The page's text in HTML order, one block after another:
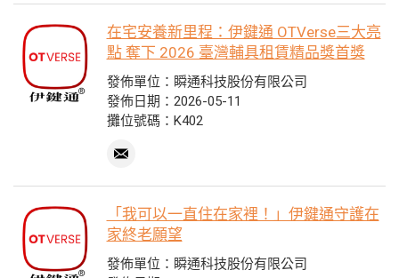
在宅安養新里程：伊鍵通 OTVerse三大亮
點 奪下 2026 臺灣輔具租賃精品獎首獎
發佈單位：瞬通科技股份有限公司
發佈日期：2026-05-11
攤位號碼：K402
「我可以一直住在家裡！」伊鍵通守護在
家終老願望
發佈單位：瞬通科技股份有限公司